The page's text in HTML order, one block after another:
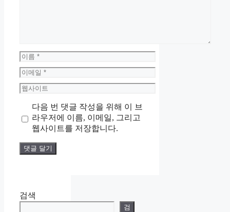
이
름
이
메
일
웹
트
다음 번 댓글 작성을 위해 이 브
라우저에 이름, 이메일, 그리고
웹사이트를 저장합니다.
검색
검